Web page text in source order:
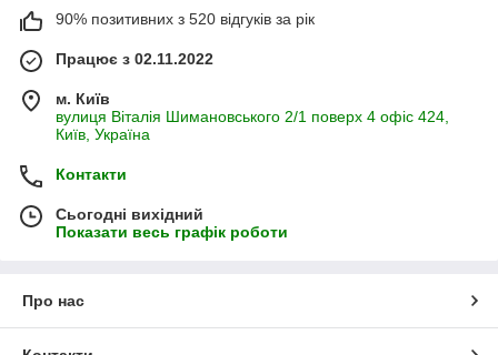
90% позитивних з 520 відгуків за рік
Працює з 02.11.2022
м. Київ
вулиця Віталія Шимановського 2/1 поверх 4 офіс 424,
Київ, Україна
Контакти
Сьогодні вихідний
Показати весь графік роботи
Про нас